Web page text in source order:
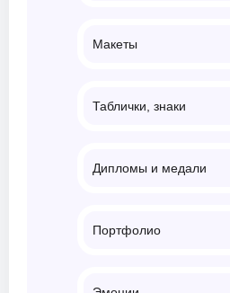
Макеты
Таблички, знаки
Дипломы и медали
Портфолио